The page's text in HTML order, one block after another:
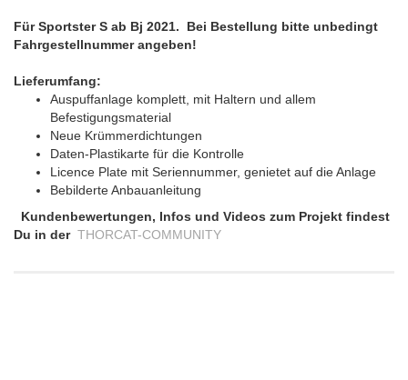
Für Sportster S ab Bj 2021. Bei Bestellung bitte unbedingt
Fahrgestellnummer angeben!
Lieferumfang:
Auspuffanlage komplett, mit Haltern und allem
Befestigungsmaterial
Neue Krümmerdichtungen
Daten-Plastikarte für die Kontrolle
Licence Plate mit Seriennummer, genietet auf die Anlage
Bebilderte Anbauanleitung
Kundenbewertungen, Infos und Videos zum Projekt findest
Du in der THORCAT-COMMUNITY